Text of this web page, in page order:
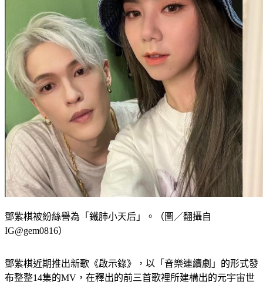
鄧紫棋被紛絲譽為「鐵肺小天后」。（圖／翻攝自
鄧紫棋近期推出新歌《啟示錄》，以「音樂連續劇」的形式發